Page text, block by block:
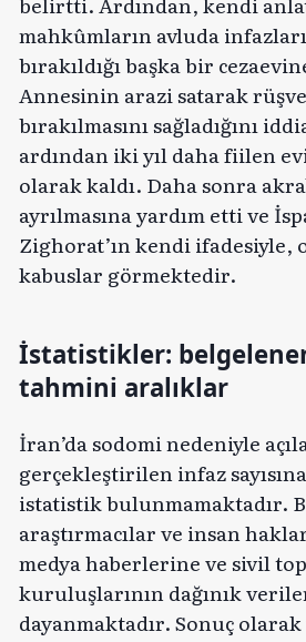
mahkûmların avluda
bırakıldığı başka bir
Annesinin arazi satarak
bırakılmasını sağladığını
ardından iki yıl daha fiilen
olarak kaldı. Daha sonra
ayrılmasına yardım etti ve
Zighorat’ın kendi ifadesiyle,
kabuslar görmektedir.
İstatistikler:
tahmini aralıklar
İran’da sodomi nedeniyle
gerçekleştirilen infaz
istatistik bulunmamaktadır.
araştırmacılar ve insan
medya haberlerine ve sivil
kuruluşlarının dağınık
dayanmaktadır. Sonuç